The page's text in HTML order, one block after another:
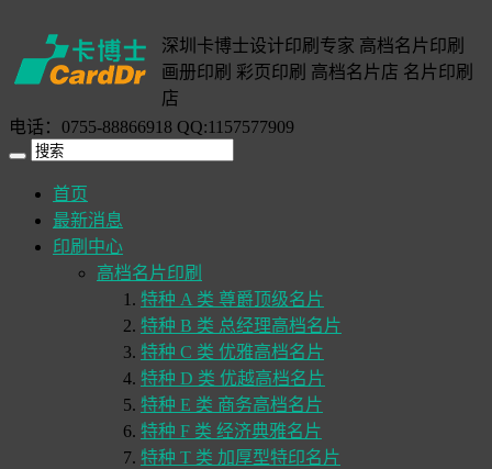
深圳卡博士设计印刷专家 高档名片印刷
画册印刷 彩页印刷 高档名片店 名片印刷
店
电话：0755-88866918 QQ:1157577909
首页
最新消息
印刷中心
高档名片印刷
特种 A 类 尊爵顶级名片
特种 B 类 总经理高档名片
特种 C 类 优雅高档名片
特种 D 类 优越高档名片
特种 E 类 商务高档名片
特种 F 类 经济典雅名片
特种 T 类 加厚型特印名片